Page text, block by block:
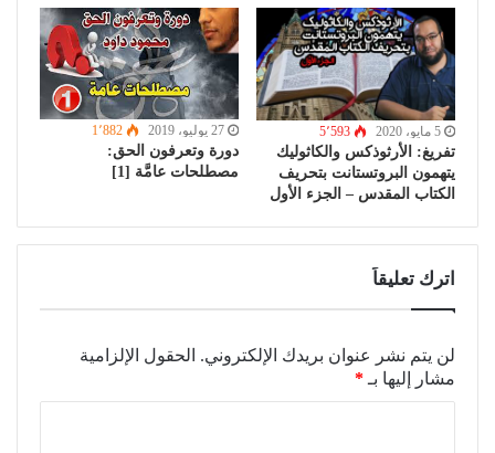
5 مايو، 2020 5٬593
تفريغ: الأرثوذكس والكاثوليك
يتهمون البروتستانت بتحريف
الكتاب المقدس – الجزء الأول
27 يوليو، 2019 1٬882
دورة وتعرفون الحق:
مصطلحات عامَّة [1]
اترك تعليقاً
لن يتم نشر عنوان بريدك الإلكتروني. الحقول الإلزامية
مشار إليها بـ *